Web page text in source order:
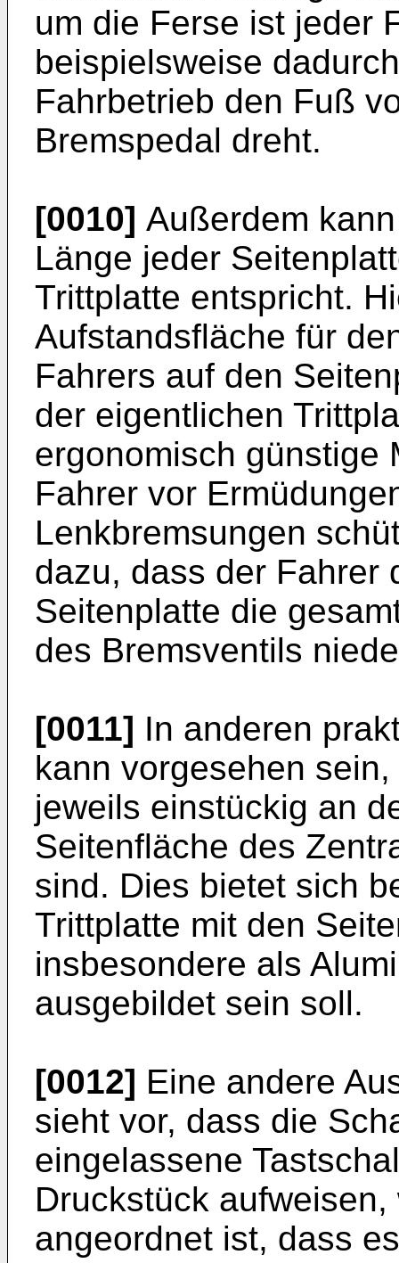
um die Ferse ist jeder
beispielsweise
Fahrbetrieb den Fuß
Bremspedal dreht.
[0010] Außerdem
Länge jeder
Trittplatte entspricht.
Aufstandsfläche für
Fahrers auf den
der eigentlichen
ergonomisch günstige
Fahrer vor
Lenkbremsungen
dazu, dass der Fahrer
Seitenplatte die
des Bremsventils
[0011] In anderen
kann vorgesehen
jeweils einstückig an
Seitenfläche des
sind. Dies bietet sich
Trittplatte mit den
insbesondere als
ausgebildet sein soll.
[0012] Eine andere
sieht vor, dass die
eingelassene
Druckstück
angeordnet ist, dass